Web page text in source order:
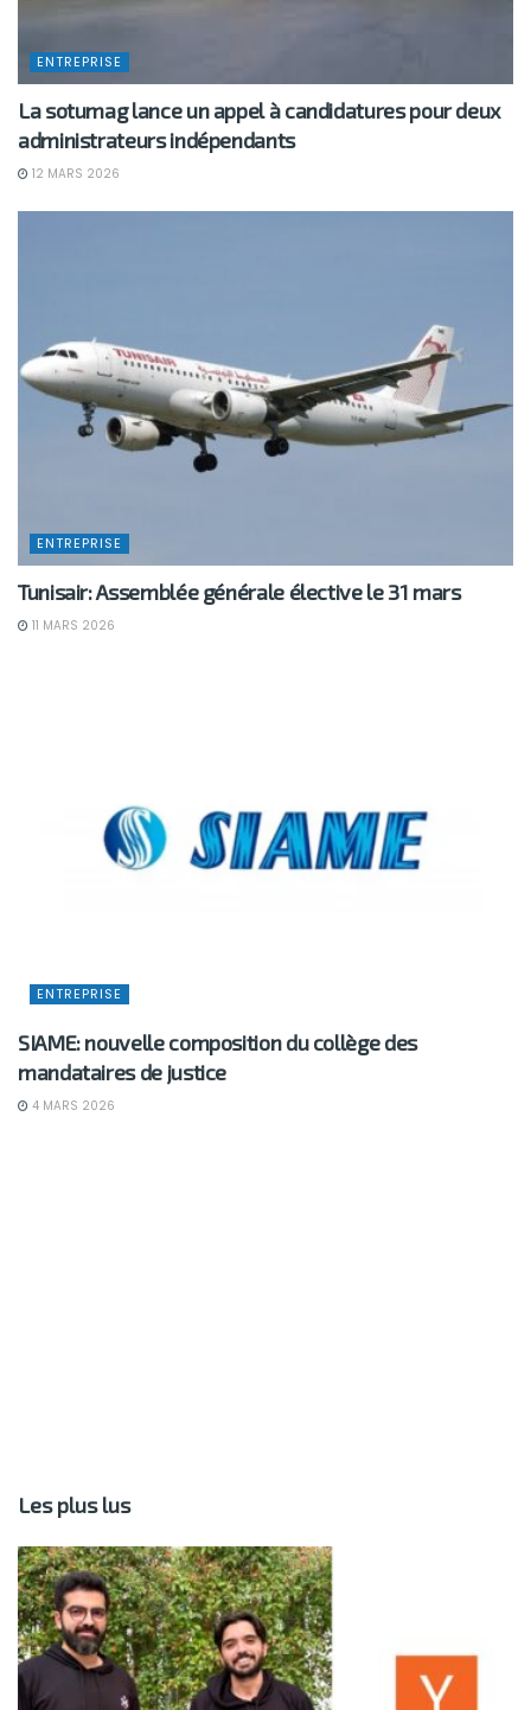
ENTREPRISE
La sotumag lance un appel à candidatures pour deux
administrateurs indépendants
12 MARS 2026
ENTREPRISE
Tunisair: Assemblée générale élective le 31 mars
11 MARS 2026
ENTREPRISE
SIAME: nouvelle composition du collège des
mandataires de justice
4 MARS 2026
Les plus lus